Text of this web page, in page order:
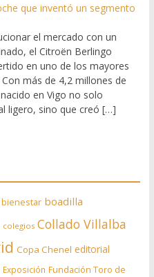
que inventó un segmento
el mercado con un
el Citroën Berlingo
en uno de los mayores
más de 4,2 millones de
en Vigo no solo
ligero, sino que creó […]
bienestar boadilla
colegios Collado Villalba
Copa Chenel editorial
Exposición Fundación Toro de